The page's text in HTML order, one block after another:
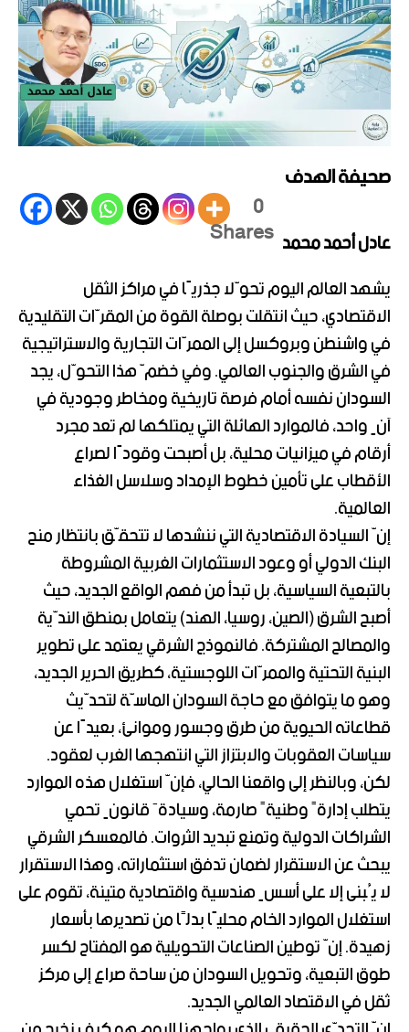
صحيفة الهدف
0
Shares عادل أحمد محمد
يشهد العالم اليوم تحوّلا جذريًا في مراكز الثقل
الاقتصادي، حيث انتقلت بوصلة القوة من المقرّات التقليدية
في واشنطن وبروكسل إلى الممرّات التجارية والاستراتيجية
في الشرق والجنوب العالمي. وفي خضمّ هذا التحوّل، يجد
السودان نفسه أمام فرصة تاريخية ومخاطر وجودية في
آنٍ واحد، فالموارد الهائلة التي يمتلكها لم تعد مجرد
أرقام في ميزانيات محلية، بل أصبحت وقودًا لصراع
الأقطاب على تأمين خطوط الإمداد وسلاسل الغذاء
العالمية.
إنّ السيادة الاقتصادية التي ننشدها لا تتحقّق بانتظار منح
البنك الدولي أو وعود الاستثمارات الغربية المشروطة
بالتبعية السياسية، بل تبدأ من فهم الواقع الجديد، حيث
أصبح الشرق (الصين، روسيا، الهند) يتعامل بمنطق الندّية
والمصالح المشتركة. فالنموذج الشرقي يعتمد على تطوير
البنية التحتية والممرّات اللوجستية، كطريق الحرير الجديد،
وهو ما يتوافق مع حاجة السودان الماسّة لتحدّيث
قطاعاته الحيوية من طرق وجسور وموانئ، بعيدًا عن
سياسات العقوبات والابتزاز التي انتهجها الغرب لعقود.
لكن، وبالنظر إلى واقعنا الحالي، فإنّ استغلال هذه الموارد
يتطلب إدارةً وطنيةً صارمة، وسيادةَ قانونٍ تحمي
الشراكات الدولية وتمنع تبديد الثروات. فالمعسكر الشرقي
يبحث عن الاستقرار لضمان تدفق استثماراته، وهذا الاستقرار
لا يُبنى إلا على أسسٍ هندسية واقتصادية متينة، تقوم على
استغلال الموارد الخام محليًا بدلًا من تصديرها بأسعار
زهيدة. إنّ توطين الصناعات التحويلية هو المفتاح لكسر
طوق التبعية، وتحويل السودان من ساحة صراع إلى مركز
ثقل في الاقتصاد العالمي الجديد.